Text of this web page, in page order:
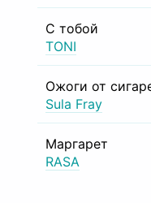
С тобой
TONI
Ожоги от
Sula Fray
Маргарет
RASA